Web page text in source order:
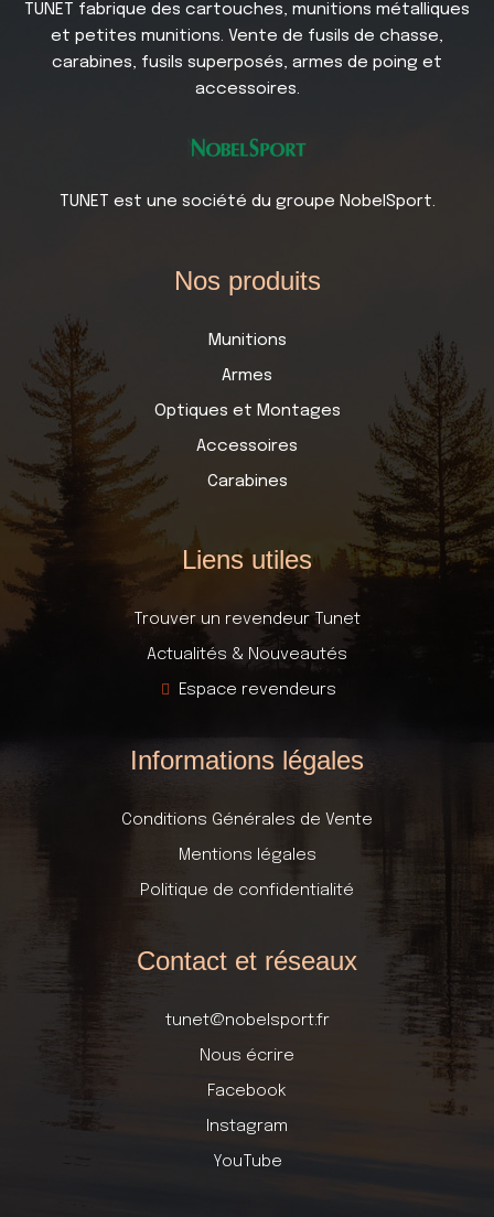
TUNET fabrique des cartouches, munitions métalliques
et petites munitions. Vente de fusils de chasse,
carabines, fusils superposés, armes de poing et
accessoires.
TUNET est une société du groupe NobelSport.
Nos produits
Munitions
Armes
Optiques et Montages
Accessoires
Carabines
Liens utiles
Trouver un revendeur Tunet
Actualités & Nouveautés
Espace revendeurs
Informations légales
Conditions Générales de Vente
Mentions légales
Politique de confidentialité
Contact et réseaux
tunet@nobelsport.fr
Nous écrire
Facebook
Instagram
YouTube